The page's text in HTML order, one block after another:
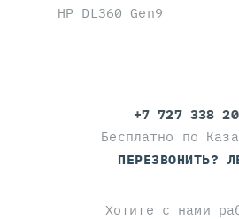
HP DL360 Gen9
+7 727 338
Бесплатно по
ПЕРЕЗВОНИТЬ?
Хотите с нами